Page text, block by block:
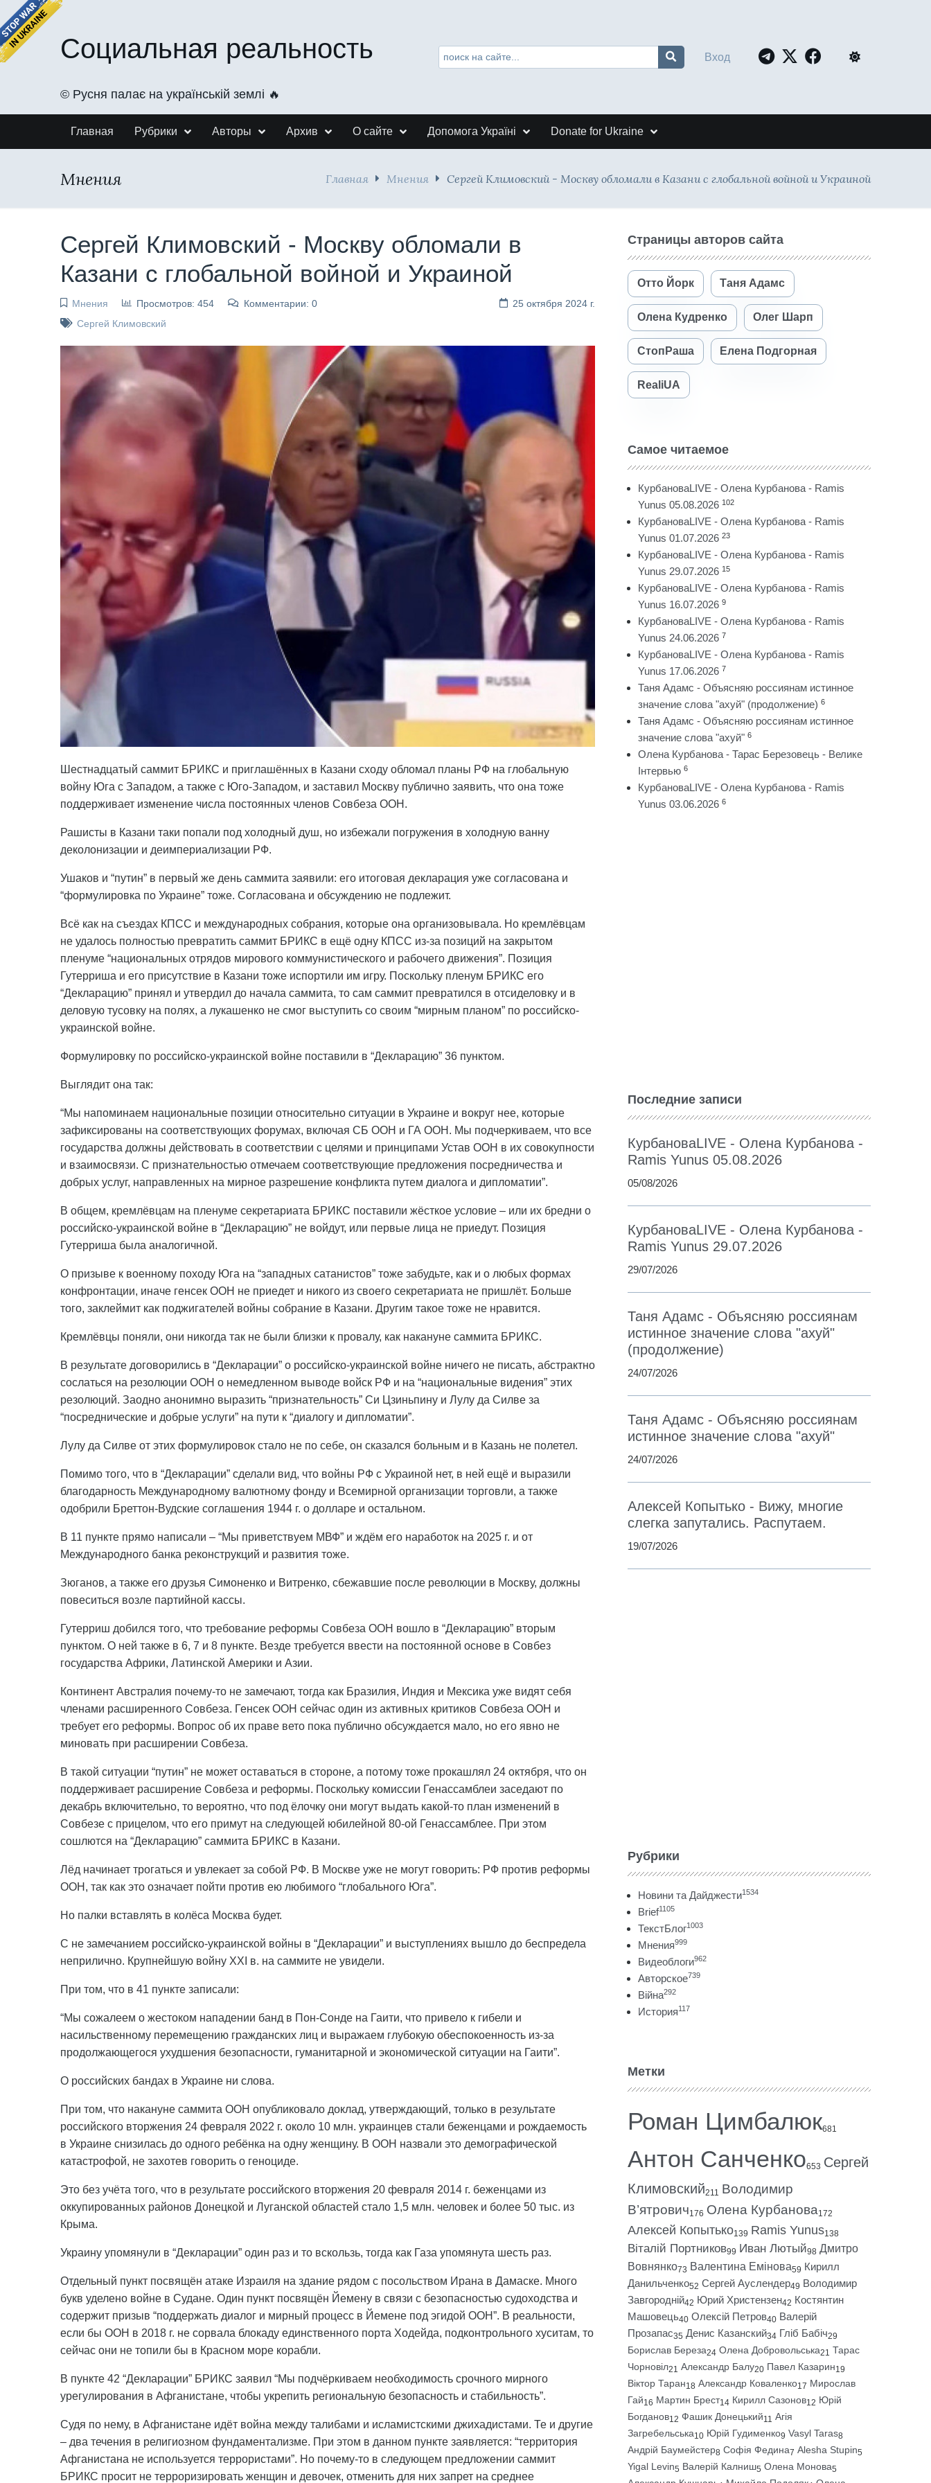
Социальная реальность
©️ Русня палає на українській землі 🔥
Вход
Главная Рубрики Авторы Архив О сайте Допомога Україні Donate for Ukraine
Мнения Главная Мнения Сергей Климовский - Москву обломали в Казани с глобальной войной и Украиной
Сергей Климовский - Москву обломали в
Казани с глобальной войной и Украиной
Мнения Просмотров: 454 Комментарии: 0
25 октября 2024 г.
Сергей Климовский
Шестнадцатый саммит БРИКС и приглашённых в Казани сходу обломал планы РФ на глобальную
войну Юга с Западом, а также с Юго-Западом, и заставил Москву публично заявить, что она тоже
поддерживает изменение числа постоянных членов Совбеза ООН.
Рашисты в Казани таки попали под холодный душ, но избежали погружения в холодную ванну
деколонизации и деимпериализации РФ.
Ушаков и “путин” в первый же день саммита заявили: его итоговая декларация уже согласована и
“формулировка по Украине” тоже. Согласована и обсуждению не подлежит.
Всё как на съездах КПСС и международных собрания, которые она организовывала. Но кремлёвцам
не удалось полностью превратить саммит БРИКС в ещё одну КПСС из-за позиций на закрытом
пленуме “национальных отрядов мирового коммунистического и рабочего движения”. Позиция
Гутерриша и его присутствие в Казани тоже испортили им игру. Поскольку пленум БРИКС его
“Декларацию” принял и утвердил до начала саммита, то сам саммит превратился в отсиделовку и в
деловую тусовку на полях, а лукашенко не смог выступить со своим “мирным планом” по российско-
украинской войне.
Формулировку по российско-украинской войне поставили в “Декларацию” 36 пунктом.
Выглядит она так:
“Мы напоминаем национальные позиции относительно ситуации в Украине и вокруг нее, которые
зафиксированы на соответствующих форумах, включая СБ ООН и ГА ООН. Мы подчеркиваем, что все
государства должны действовать в соответствии с целями и принципами Устав ООН в их совокупности
и взаимосвязи. С признательностью отмечаем соответствующие предложения посредничества и
добрых услуг, направленных на мирное разрешение конфликта путем диалога и дипломатии”.
В общем, кремлёвцам на пленуме секретариата БРИКС поставили жёсткое условие – или их бредни о
российско-украинской войне в “Декларацию” не войдут, или первые лица не приедут. Позиция
Гутерриша была аналогичной.
О призыве к военному походу Юга на “западных сатанистов” тоже забудьте, как и о любых формах
конфронтации, иначе генсек ООН не приедет и никого из своего секретариата не пришлёт. Больше
того, заклеймит как поджигателей войны собрание в Казани. Другим такое тоже не нравится.
Кремлёвцы поняли, они никогда так не были близки к провалу, как накануне саммита БРИКС.
В результате договорились в “Декларации” о российско-украинской войне ничего не писать, абстрактно
сослаться на резолюции ООН о немедленном выводе войск РФ и на “национальные видения” этих
резолюций. Заодно анонимно выразить “признательность” Си Цзиньпину и Лулу да Силве за
“посреднические и добрые услуги” на пути к “диалогу и дипломатии”.
Лулу да Силве от этих формулировок стало не по себе, он сказался больным и в Казань не полетел.
Помимо того, что в “Декларации” сделали вид, что войны РФ с Украиной нет, в ней ещё и выразили
благодарность Международному валютному фонду и Всемирной организации торговли, а также
одобрили Бреттон-Вудские соглашения 1944 г. о долларе и остальном.
В 11 пункте прямо написали – “Мы приветствуем МВФ” и ждём его наработок на 2025 г. и от
Международного банка реконструкций и развития тоже.
Зюганов, а также его друзья Симоненко и Витренко, сбежавшие после революции в Москву, должны
повеситься возле партийной кассы.
Гутерриш добился того, что требование реформы Совбеза ООН вошло в “Декларацию” вторым
пунктом. О ней также в 6, 7 и 8 пункте. Везде требуется ввести на постоянной основе в Совбез
государства Африки, Латинской Америки и Азии.
Континент Австралия почему-то не замечают, тогда как Бразилия, Индия и Мексика уже видят себя
членами расширенного Совбеза. Генсек ООН сейчас один из активных критиков Совбеза ООН и
требует его реформы. Вопрос об их праве вето пока публично обсуждается мало, но его явно не
миновать при расширении Совбеза.
В такой ситуации “путин” не может оставаться в стороне, а потому тоже прокашлял 24 октября, что он
поддерживает расширение Совбеза и реформы. Поскольку комиссии Генассамблеи заседают по
декабрь включительно, то вероятно, что под ёлочку они могут выдать какой-то план изменений в
Совбезе с прицелом, что его примут на следующей юбилейной 80-ой Генассамблее. При этом
сошлются на “Декларацию” саммита БРИКС в Казани.
Лёд начинает трогаться и увлекает за собой РФ. В Москве уже не могут говорить: РФ против реформы
ООН, так как это означает пойти против ею любимого “глобального Юга”.
Но палки вставлять в колёса Москва будет.
С не замечанием российско-украинской войны в “Декларации” и выступлениях вышло до беспредела
неприлично. Крупнейшую войну XXI в. на саммите не увидели.
При том, что в 41 пункте записали:
“Мы сожалеем о жестоком нападении банд в Пон-Сонде на Гаити, что привело к гибели и
насильственному перемещению гражданских лиц и выражаем глубокую обеспокоенность из-за
продолжающегося ухудшения безопасности, гуманитарной и экономической ситуации на Гаити”.
О российских бандах в Украине ни слова.
При том, что накануне саммита ООН опубликовало доклад, утверждающий, только в результате
российского вторжения 24 февраля 2022 г. около 10 млн. украинцев стали беженцами и рождаемость
в Украине снизилась до одного ребёнка на одну женщину. В ООН назвали это демографической
катастрофой, не захотев говорить о геноциде.
Это без учёта того, что в результате российского вторжения 20 февраля 2014 г. беженцами из
оккупированных районов Донецкой и Луганской областей стало 1,5 млн. человек и более 50 тыс. из
Крыма.
Украину упомянули в “Декларации” один раз и то вскользь, тогда как Газа упомянута шесть раз.
Отдельный пункт посвящён атаке Израиля на здание рядом с посольством Ирана в Дамаске. Много
букв уделено войне в Судане. Один пункт посвящён Йемену в связи с безопасностью судоходства и
содержит призыв “поддержать диалог и мирный процесс в Йемене под эгидой ООН”. В реальности,
если бы ООН в 2018 г. не сорвала блокаду единственного порта Ходейда, подконтрольного хуситам, то
сейчас они не топили бы в Красном море корабли.
В пункте 42 “Декларации” БРИКС заявил “Мы подчёркиваем необходимость срочного мирного
урегулирования в Афганистане, чтобы укрепить региональную безопасность и стабильность”.
Судя по нему, в Афганистане идёт война между талибами и исламистскими джихадистами. Те и другие
– два течения в религиозном фундаментализме. При этом в данном пункте заявляется: “территория
Афганистана не используется террористами”. Но почему-то в следующем предложении саммит
БРИКС просит не терроризировать женщин и девочек, отменить для них запрет на среднее
Страницы авторов сайта
Отто Йорк Таня Адамс
Олена Кудренко Олег Шарп
СтопРаша Елена Подгорная
RealiUA
Самое читаемое
КурбановаLIVE - Олена Курбанова - Ramis
Yunus 05.08.2026 102
КурбановаLIVE - Олена Курбанова - Ramis
Yunus 01.07.2026 23
КурбановаLIVE - Олена Курбанова - Ramis
Yunus 29.07.2026 15
КурбановаLIVE - Олена Курбанова - Ramis
Yunus 16.07.2026 9
КурбановаLIVE - Олена Курбанова - Ramis
Yunus 24.06.2026 7
КурбановаLIVE - Олена Курбанова - Ramis
Yunus 17.06.2026 7
Таня Адамс - Объясняю россиянам истинное
значение слова "ахуй" (продолжение) 6
Таня Адамс - Объясняю россиянам истинное
значение слова "ахуй" 6
Олена Курбанова - Тарас Березовець - Велике
Інтервью 6
КурбановаLIVE - Олена Курбанова - Ramis
Yunus 03.06.2026 6
Последние записи
КурбановаLIVE - Олена Курбанова -
Ramis Yunus 05.08.2026
05/08/2026
КурбановаLIVE - Олена Курбанова -
Ramis Yunus 29.07.2026
29/07/2026
Таня Адамс - Объясняю россиянам
истинное значение слова "ахуй"
(продолжение)
24/07/2026
Таня Адамс - Объясняю россиянам
истинное значение слова "ахуй"
24/07/2026
Алексей Копытько - Вижу, многие
слегка запутались. Распутаем.
19/07/2026
Рубрики
Новини та Дайджести1534
Brief1105
ТекстБлог1003
Мнения999
Видеоблоги962
Авторское739
Війна292
История117
Метки
Роман Цимбалюк681
Антон Санченко653 Сергей
Климовский211 Володимир
В’ятрович176 Олена Курбанова172
Алексей Копытько139 Ramis Yunus138
Віталій Портников99 Иван Лютый98 Дмитро
Вовнянко73 Валентина Емінова59 Кирилл
Данильченко52 Сергей Ауслендер49 Володимир
Завгородній42 Юрий Христензен42 Костянтин
Машовець40 Олексій Петров40 Валерій
Прозапас35 Денис Казанский34 Гліб Бабіч29
Борислав Береза24 Олена Добровольська21 Тарас
Чорновіл21 Александр Балу20 Павел Казарин19
Віктор Таран18 Александр Коваленко17 Мирослав
Гай16 Мартин Брест14 Кирилл Сазонов12 Юрій
Богданов12 Фашик Донецький11 Агія
Загребельська10 Юрій Гудименко9 Vasyl Taras8
Андрій Баумейстер8 Софія Федина7 Alesha Stupin5
Yigal Levin5 Валерій Калниш5 Олена Монова5